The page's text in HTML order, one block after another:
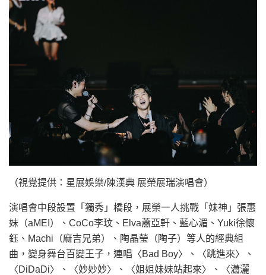
（視覺提供：星展娛樂/陳漢典 展榮展瑞演唱會）
演唱會中段設置「獨秀」橋段，展榮一人挑戰「妹神」張惠
妹（aMEI）、CoCo李玟、Elva蕭亞軒、藍心湄、Yuki徐懷
鈺、Machi（麻吉兄弟）、陶晶瑩（陶子）等人的經典組
曲，變身舞台百變王子，連唱〈Bad Boy〉、〈跳進來〉、
〈DiDaDi〉、〈妙妙妙〉、〈姐姐妹妹站起來〉、〈瀟灑